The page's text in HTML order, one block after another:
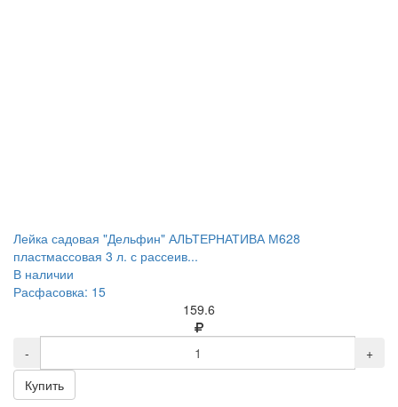
Лейка садовая "Дельфин" АЛЬТЕРНАТИВА М628
пластмассовая 3 л. с рассеив...
В наличии
Расфасовка: 15
159.6
-
+
Купить